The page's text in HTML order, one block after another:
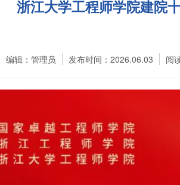
浙江大学工程师学院建院
编辑：管理员 发布时间：2026.06.03 阅